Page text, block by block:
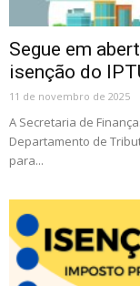
Segue em
isenção do
11 de novembro de 2025
A Secretaria de
Departamento de
para...